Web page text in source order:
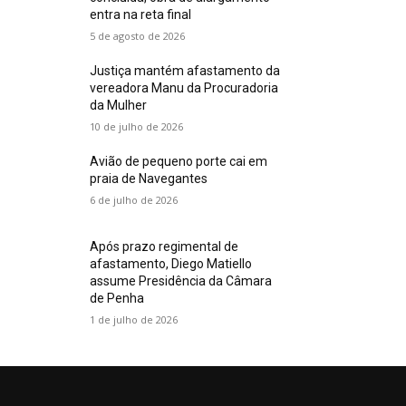
entra na reta final
5 de agosto de 2026
Justiça mantém afastamento da
vereadora Manu da Procuradoria
da Mulher
10 de julho de 2026
Avião de pequeno porte cai em
praia de Navegantes
6 de julho de 2026
Após prazo regimental de
afastamento, Diego Matiello
assume Presidência da Câmara
de Penha
1 de julho de 2026